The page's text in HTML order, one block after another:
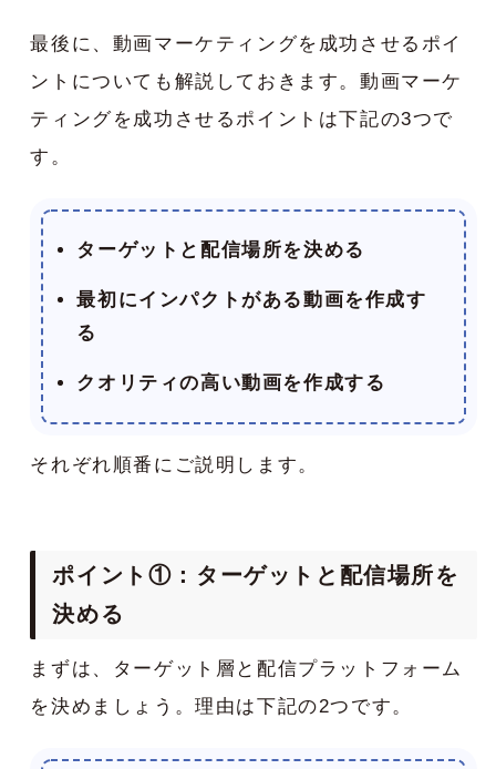
最後に、動画マーケティングを成功させるポイ
ントについても解説しておきます。動画マーケ
ティングを成功させるポイントは下記の3つで
す。
ターゲットと配信場所を決める
最初にインパクトがある動画を作成す
る
クオリティの高い動画を作成する
それぞれ順番にご説明します。
ポイント①：ターゲットと配信場所を
決める
まずは、ターゲット層と配信プラットフォーム
を決めましょう。理由は下記の2つです。